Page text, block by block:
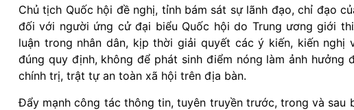
Chủ tịch Quốc hội đề nghị, tỉnh bám sát sự lãnh đạo, chỉ đạo
đối với người ứng cử đại biểu Quốc hội do Trung ương giới
luận trong nhân dân, kịp thời giải quyết các ý kiến, kiến
đúng quy định, không để phát sinh điểm nóng làm ảnh hưởng
chính trị, trật tự an toàn xã hội trên địa bàn.
Đẩy mạnh công tác thông tin, tuyên truyền trước, trong và sau